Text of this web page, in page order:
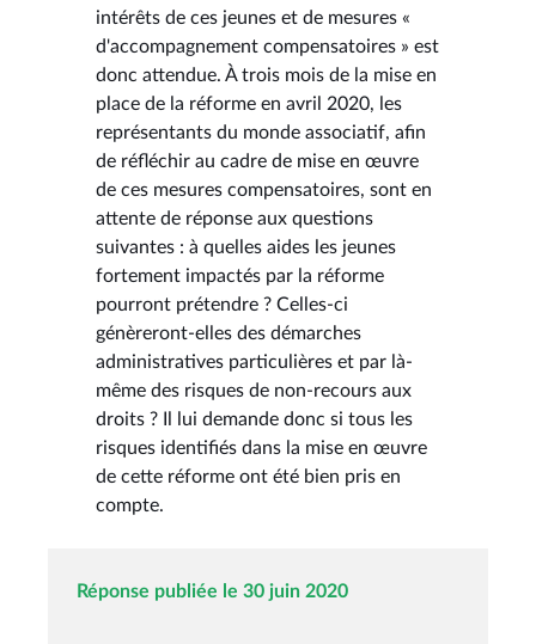
intérêts de ces jeunes et de mesures «
d'accompagnement compensatoires » est
donc attendue. À trois mois de la mise en
place de la réforme en avril 2020, les
représentants du monde associatif, afin
de réfléchir au cadre de mise en œuvre
de ces mesures compensatoires, sont en
attente de réponse aux questions
suivantes : à quelles aides les jeunes
fortement impactés par la réforme
pourront prétendre ? Celles-ci
génèreront-elles des démarches
administratives particulières et par là-
même des risques de non-recours aux
droits ? Il lui demande donc si tous les
risques identifiés dans la mise en œuvre
de cette réforme ont été bien pris en
compte.
Réponse publiée le 30 juin 2020